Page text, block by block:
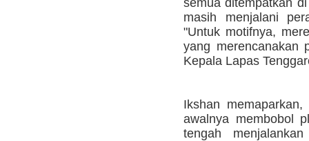
masih menjalani
"Untuk motifnya,
yang merencanakan
Kepala Lapas
Ikshan
awalnya membobol
tengah